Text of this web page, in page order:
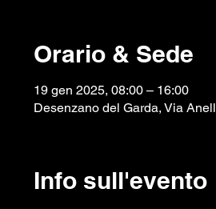
Orario & Sede
19 gen 2025, 08:00 – 16:00
Desenzano del Garda, Via
Info sull'evento